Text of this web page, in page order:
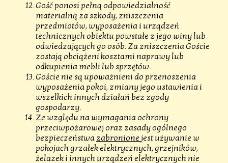
Gość ponosi pełną odpowiedzialność
materialną za szkody, zniszczenia
przedmiotów, wyposażenia i urządzeń
technicznych obiektu powstałe z jego winy lub
odwiedzających go osób. Za zniszczenia Goście
zostają obciążeni kosztami naprawy lub
odkupienia mebli lub sprzętów.
Goście nie są upoważnieni do przenoszenia
wyposażenia pokoi, zmiany jego ustawienia i
wszelkich innych działań bez zgody
gospodarzy.
Ze względu na wymagania ochrony
przeciwpożarowej oraz zasady ogólnego
bezpieczeństwa zabronione jest używanie w
pokojach grzałek elektrycznych, grzejników,
żelazek i innych urządzeń elektrycznych nie